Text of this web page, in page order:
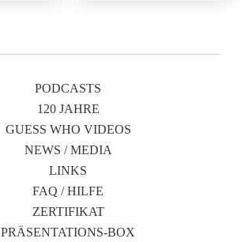
PODCASTS
120 JAHRE
GUESS WHO VIDEOS
NEWS / MEDIA
LINKS
FAQ / HILFE
ZERTIFIKAT
PRÄSENTATIONS-BOX